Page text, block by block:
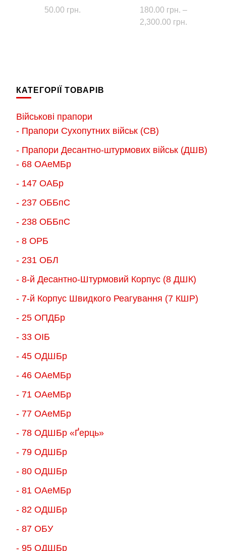
50.00 грн.
180.00 грн. –
2,300.00 грн.
на
КАТЕГОРІЇ ТОВАРІВ
Військові прапори
- Прапори Сухопутних військ (СВ)
- Прапори Десантно-штурмових військ (ДШВ)
- 68 ОАеМБр
- 147 ОАБр
- 237 ОББпС
- 238 ОББпС
- 8 ОРБ
- 231 ОБЛ
- 8-й Десантно-Штурмовий Корпус (8 ДШК)
- 7-й Корпус Швидкого Реагування (7 КШР)
- 25 ОПДБр
- 33 ОІБ
- 45 ОДШБр
- 46 ОАеМБр
- 71 ОАеМБр
- 77 ОАеМБр
- 78 ОДШБр «Ґерць»
- 79 ОДШБр
- 80 ОДШБр
- 81 ОАеМБр
- 82 ОДШБр
- 87 ОБУ
- 95 ОДШБр